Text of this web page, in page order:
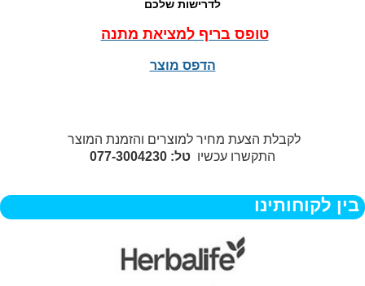
לדרישות שלכם
טופס בריף למציאת מתנה
הדפס מוצר
לקבלת הצעת מחיר למוצרים והזמנת המוצר
התקשרו עכשיו טל: 077-3004230
בין לקוחותינו